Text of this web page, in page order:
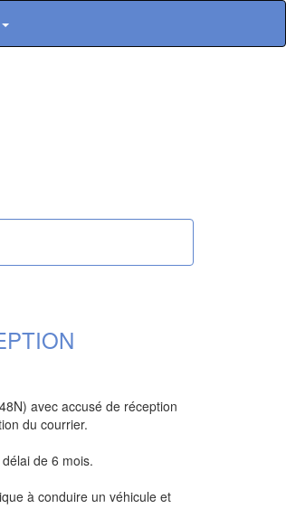
avec accusé de réception
du courrier.
de 6 mois.
à conduire un véhicule et